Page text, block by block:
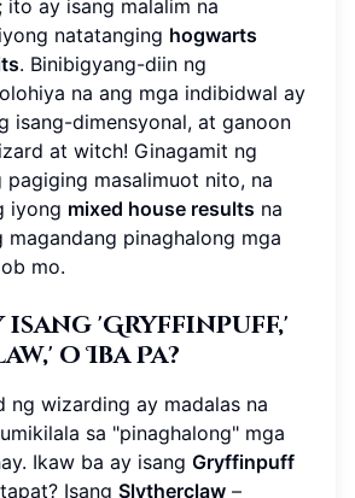
ay isang malalim na
natatanging hogwarts
. Binibigyang-diin ng
na ang mga indibidwal ay
isang-dimensyonal, at ganoon
at witch! Ginagamit ng
pagiging masalimuot nito, na
iyong mixed house results na
magandang pinaghalong mga
mo.
isang 'Gryffinpuff,'
o Iba Pa?
ng wizarding ay madalas na
sa "pinaghalong" mga
Ikaw ba ay isang Gryffinpuff
Isang Slytherclaw –